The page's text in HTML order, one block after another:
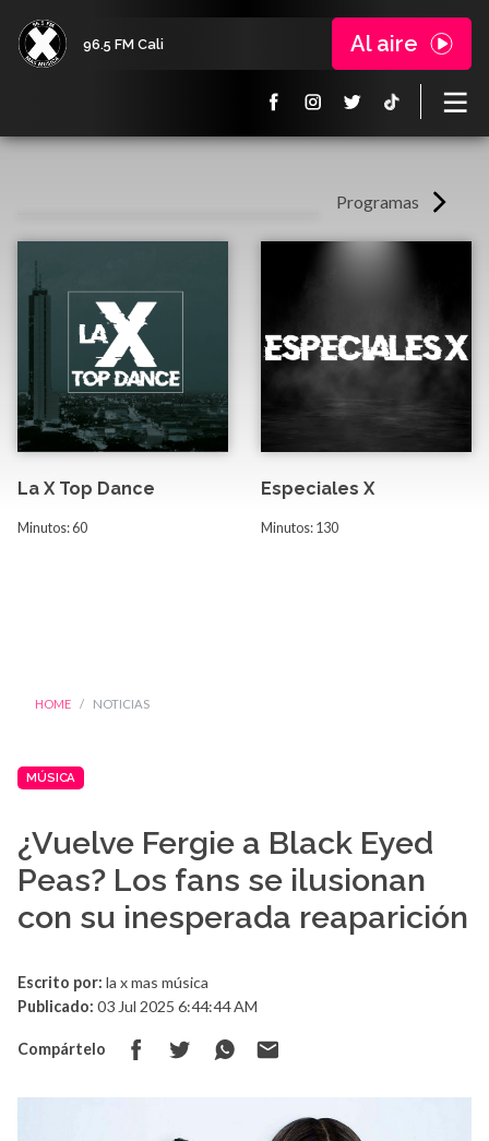
96.5 FM Cali Al aire
Programas
La X Top Dance
Minutos: 60
Especiales X
Minutos: 130
HOME NOTICIAS
MÚSICA
¿Vuelve Fergie a Black Eyed
Peas? Los fans se ilusionan
con su inesperada reaparición
Escrito por: la x mas música
Publicado: 03 Jul 2025 6:44:44 AM
Compártelo